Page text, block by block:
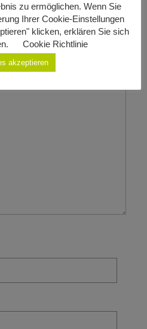
nicht veröffentlicht.
mit*markiert
zu ermöglichen. Wenn Sie
Ihrer Cookie-Einstellungen
klicken, erklären Sie sich
Cookie Richtlinie
akzeptieren